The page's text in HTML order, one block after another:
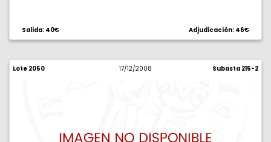
Salida: 40€ Adjudicación: 46€
Lote 2050 17/12/2008 Subasta 215-2